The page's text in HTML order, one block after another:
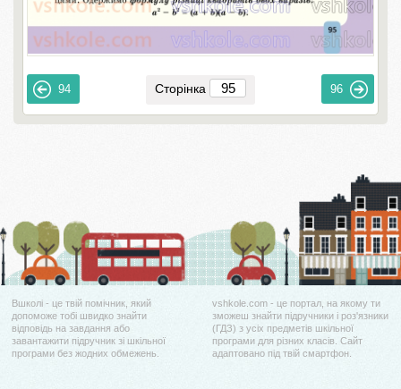
94 Сторінка 96
Вшколі - це твій помічник, який
допоможе тобі швидко знайти
відповідь на завдання або
завантажити підручник зі шкільної
програми без жодних обмежень.
vshkole.com - це портал, на якому ти
зможеш знайти підручники і роз'язники
(ГДЗ) з усіх предметів шкільної
програми для різних класів. Сайт
адаптовано під твій смартфон.